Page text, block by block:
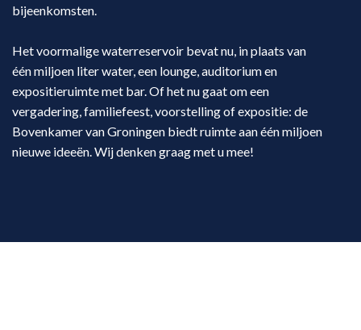
bijeenkomsten.
Het voormalige waterreservoir bevat nu, in plaats van
één miljoen liter water, een lounge, auditorium en
expositieruimte met bar. Of het nu gaat om een
vergadering, familiefeest, voorstelling of expositie: de
Bovenkamer van Groningen biedt ruimte aan één miljoen
nieuwe ideeën. Wij denken graag met u mee!